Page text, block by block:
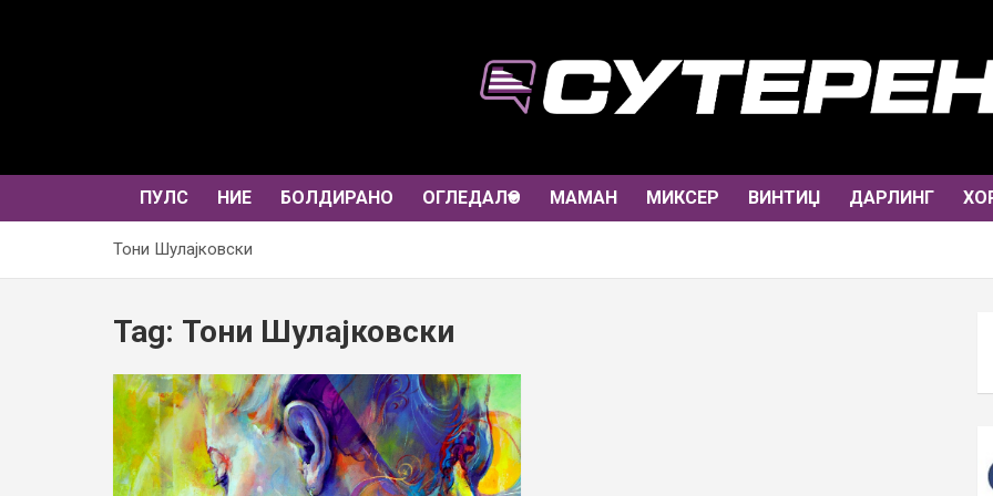
ПУЛС НИЕ БОЛДИРАНО ОГЛЕДАЛО МАМАН МИКСЕР ВИНТИЏ ДАРЛИНГ
Тони Шулајковски
Tag: Тони Шулајковски